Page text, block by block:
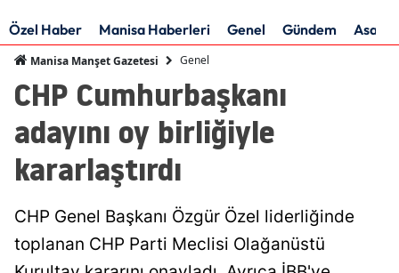
Özel Haber Manisa Haberleri Genel Gündem Asayiş
Manisa Manşet Gazetesi Genel
CHP Cumhurbaşkanı
adayını oy birliğiyle
kararlaştırdı
CHP Genel Başkanı Özgür Özel liderliğinde
toplanan CHP Parti Meclisi Olağanüstü